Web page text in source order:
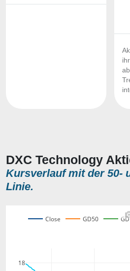
DXC Technology
Kursverlauf mit der 50-
Linie.
18
Close GD50